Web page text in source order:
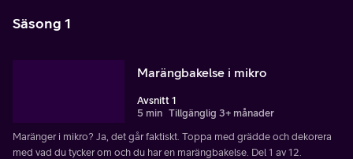
Säsong 1
Marängbakelse i mikro
Avsnitt 1
5 min Tillgänglig 3+ månader
Maränger i mikro? Ja, det går faktiskt. Toppa med grädde och dekorera
med vad du tycker om och du har en marängbakelse. Del 1 av 12.